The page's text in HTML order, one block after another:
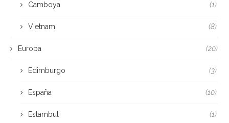
Camboya (1)
Vietnam (8)
Europa (20)
Edimburgo (3)
España (10)
Estambul (1)